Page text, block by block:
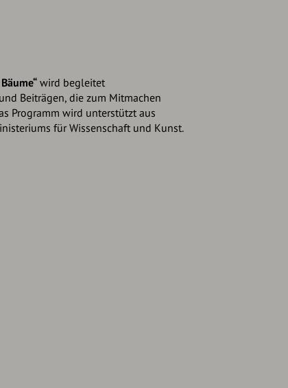
wird begleitet
Beiträgen, die zum Mitmachen
Programm wird unterstützt aus
für Wissenschaft und Kunst.